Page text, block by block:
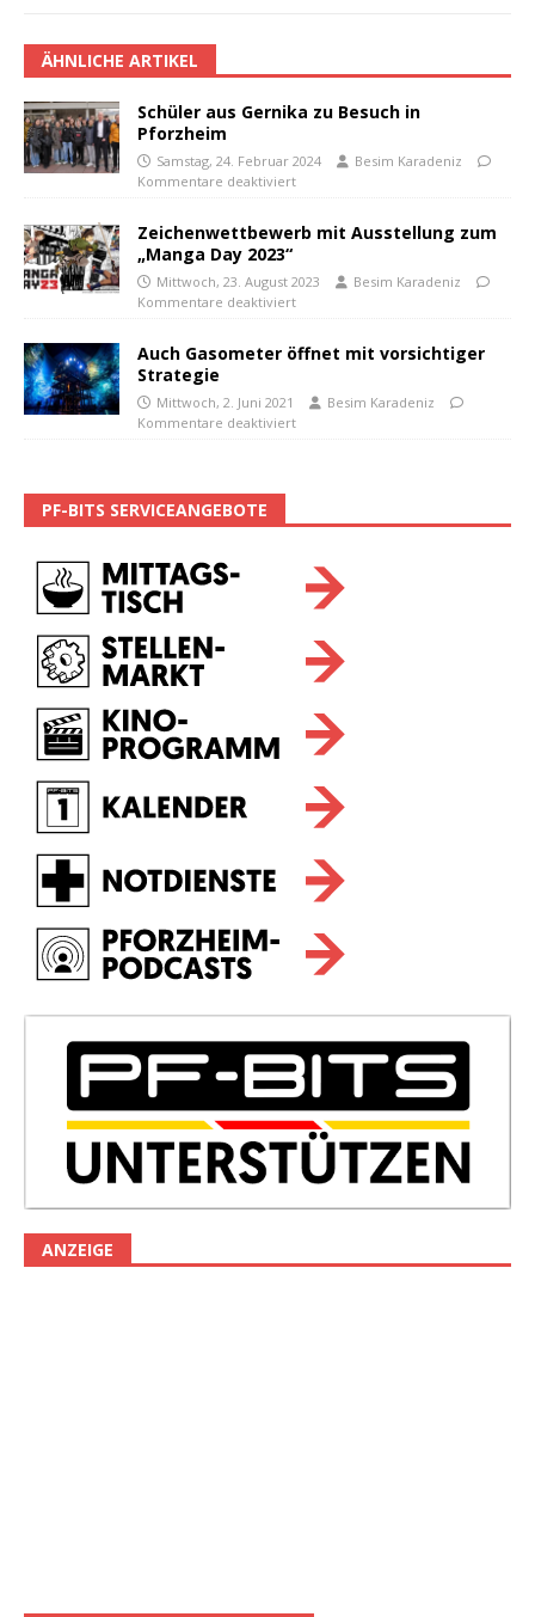
ÄHNLICHE ARTIKEL
Schüler aus Gernika zu Besuch in
Pforzheim
Samstag, 24. Februar 2024
Besim Karadeniz
Kommentare deaktiviert
Zeichenwettbewerb mit Ausstellung zum
„Manga Day 2023“
Mittwoch, 23. August 2023
Besim Karadeniz
Kommentare deaktiviert
Auch Gasometer öffnet mit vorsichtiger
Strategie
Mittwoch, 2. Juni 2021
Besim Karadeniz
Kommentare deaktiviert
PF-BITS SERVICEANGEBOTE
ANZEIGE